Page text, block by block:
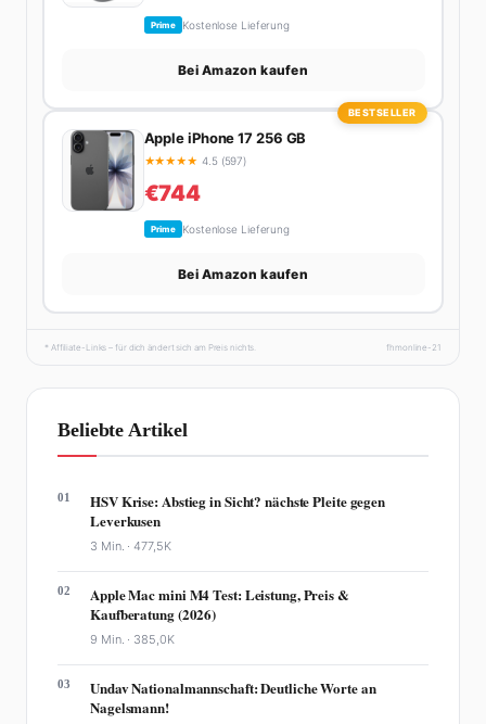
Prime Kostenlose Lieferung
Bei Amazon kaufen
BESTSELLER
Apple iPhone 17 256 GB
★★★★★ 4.5 (597)
€744
Prime Kostenlose Lieferung
Bei Amazon kaufen
* Affiliate-Links – für dich ändert sich am Preis nichts. fhmonline-21
Beliebte Artikel
01
HSV Krise: Abstieg in Sicht? nächste Pleite gegen
Leverkusen
3 Min. ·477,5K
02
Apple Mac mini M4 Test: Leistung, Preis &
Kaufberatung (2026)
9 Min. · 385,0K
03
Undav Nationalmannschaft: Deutliche Worte an
Nagelsmann!